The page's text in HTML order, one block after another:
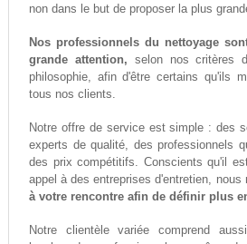
non dans le but de proposer la plus
Nos professionnels du nettoyage
grande attention, selon nos critères
philosophie, afin d'être certains qu'ils
tous nos clients.
Notre offre de service est simple : des
experts de qualité, des professionnels
des prix compétitifs. Conscients qu'il
appel à des entreprises d'entretien,
à votre rencontre afin de définir plus
Notre clientèle variée comprend